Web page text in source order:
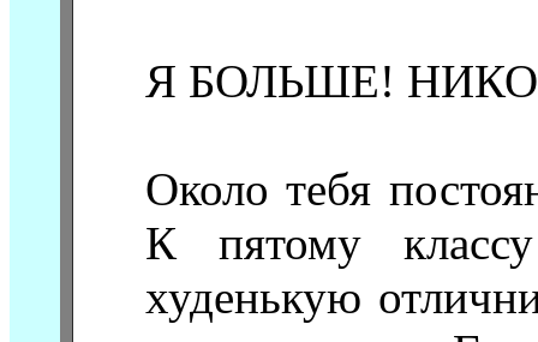
Я БОЛЬШЕ!
Около тебя
К пятому
худенькую